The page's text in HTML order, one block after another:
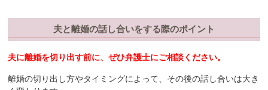
夫と離婚の話し合いをする際のポイント
夫に離婚を切り出す前に、ぜひ弁護士にご相談ください。
離婚の切り出し方やタイミングによって、その後の話し合いは大き